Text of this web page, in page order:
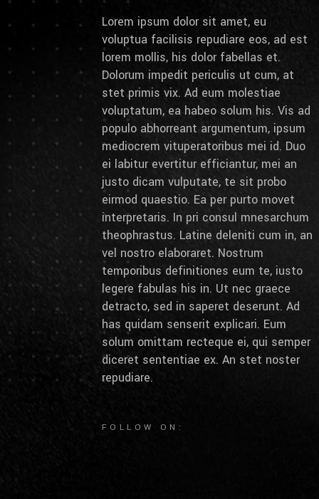
Lorem ipsum dolor sit amet, eu
voluptua facilisis repudiare eos, ad est
lorem mollis, his dolor fabellas et.
Dolorum impedit periculis ut cum, at
stet primis vix. Ad eum molestiae
voluptatum, ea habeo solum his. Vis ad
populo abhorreant argumentum, ipsum
mediocrem vituperatoribus mei id. Duo
ei labitur evertitur efficiantur, mei an
justo dicam vulputate, te sit probo
eirmod quaestio. Ea per purto movet
interpretaris. In pri consul mnesarchum
theophrastus. Latine deleniti cum in, an
vel nostro elaboraret. Nostrum
temporibus definitiones eum te, iusto
legere fabulas his in. Ut nec graece
detracto, sed in saperet deserunt. Ad
has quidam senserit explicari. Eum
solum omittam recteque ei, qui semper
diceret sententiae ex. An stet noster
repudiare.
FOLLOW ON: